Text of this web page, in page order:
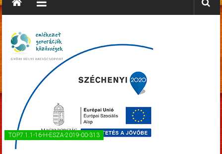
TOP7.1.1-16-H-ESZA-2019-00-313